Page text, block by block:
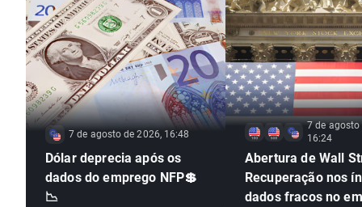
7 de agosto de 2026, 16:48
Dólar deprecia após os
dados do emprego NFP💲
📉
7 de agosto
16:24
Abertura de Wall
Recuperação nos
dados fracos no